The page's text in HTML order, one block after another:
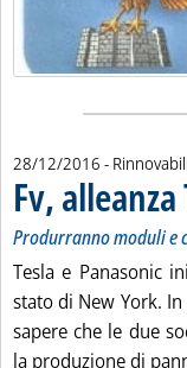
28/12/2016 -
Fv,
Produrranno moduli e
Tesla e Panasonic
stato di New York.
sapere che le due
la produzione di